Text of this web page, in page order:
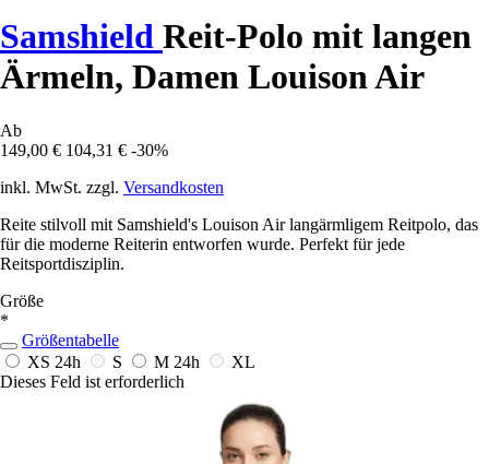
Samshield Reit-Polo mit langen
Ärmeln, Damen Louison Air
Ab
149,00 € 104,31 € -30%
inkl. MwSt. zzgl. Versandkosten
Reite stilvoll mit Samshield's Louison Air langärmligem Reitpolo, das
für die moderne Reiterin entworfen wurde. Perfekt für jede
Reitsportdisziplin.
Größe
*
Größentabelle
XS 24h S M 24h
XL
Dieses Feld ist erforderlich